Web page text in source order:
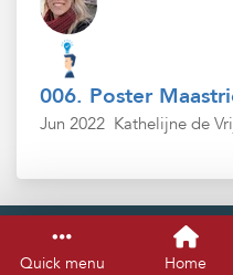
Quick menu Home
006. Poster
Jun 2022 Kathelijne de
Service & help